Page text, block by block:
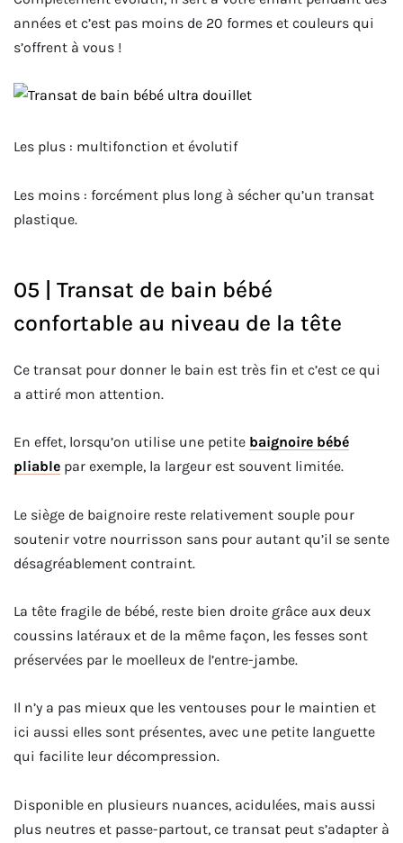
années et c’est pas moins de 20 formes et couleurs qui
s’offrent à vous !
Les plus : multifonction et évolutif
Les moins : forcément plus long à sécher qu’un transat
plastique.
05 | Transat de bain bébé
confortable au niveau de la tête
Ce transat pour donner le bain est très fin et c’est ce qui
a attiré mon attention.
En effet, lorsqu’on utilise une petite baignoire bébé
pliable par exemple, la largeur est souvent limitée.
Le siège de baignoire reste relativement souple pour
soutenir votre nourrisson sans pour autant qu’il se sente
désagréablement contraint.
La tête fragile de bébé, reste bien droite grâce aux deux
coussins latéraux et de la même façon, les fesses sont
préservées par le moelleux de l’entre-jambe.
Il n’y a pas mieux que les ventouses pour le maintien et
ici aussi elles sont présentes, avec une petite languette
qui facilite leur décompression.
Disponible en plusieurs nuances, acidulées, mais aussi
plus neutres et passe-partout, ce transat peut s’adapter à